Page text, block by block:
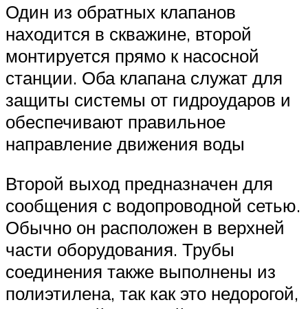
Один из обратных клапанов
находится в скважине, второй
монтируется прямо к насосной
станции. Оба клапана служат для
защиты системы от гидроударов и
обеспечивают правильное
направление движения воды
Второй выход предназначен для
сообщения с водопроводной сетью.
Обычно он расположен в верхней
части оборудования. Трубы
соединения также выполнены из
полиэтилена, так как это недорогой,